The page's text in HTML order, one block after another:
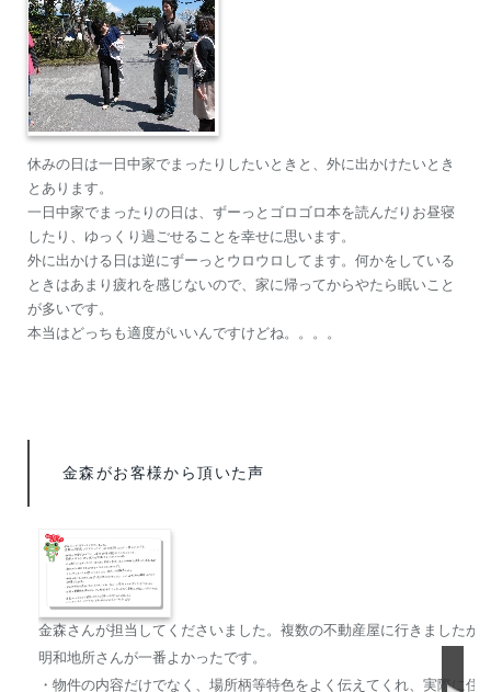
休みの日は一日中家でまったりしたいときと、外に出かけたいとき
とあります。
一日中家でまったりの日は、ずーっとゴロゴロ本を読んだりお昼寝
したり、ゆっくり過ごせることを幸せに思います。
外に出かける日は逆にずーっとウロウロしてます。何かをしている
ときはあまり疲れを感じないので、家に帰ってからやたら眠いこと
が多いです。
本当はどっちも適度がいいんですけどね。。。。
金森がお客様から頂いた声
金森さんが担当してくださいました。複数の不動産屋に行きましたが
明和地所さんが一番よかったです。
・物件の内容だけでなく、場所柄等特色をよく伝えてくれ、実際に住